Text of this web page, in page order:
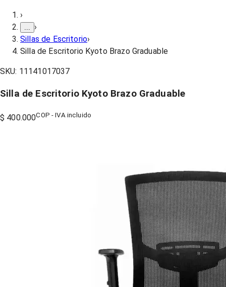
›
›
Sillas de Escritorio›
Silla de Escritorio Kyoto Brazo Graduable
SKU: 11141017037
Silla de Escritorio Kyoto Brazo Graduable
$ 400.000COP - IVA incluido